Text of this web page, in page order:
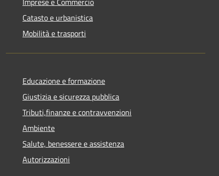
Catasto e urbanistica
Mobilità e trasporti
Educazione e formazione
Giustizia e sicurezza pubblica
Tributi,finanze e contravvenzioni
Ambiente
Salute, benessere e assistenza
Autorizzazioni